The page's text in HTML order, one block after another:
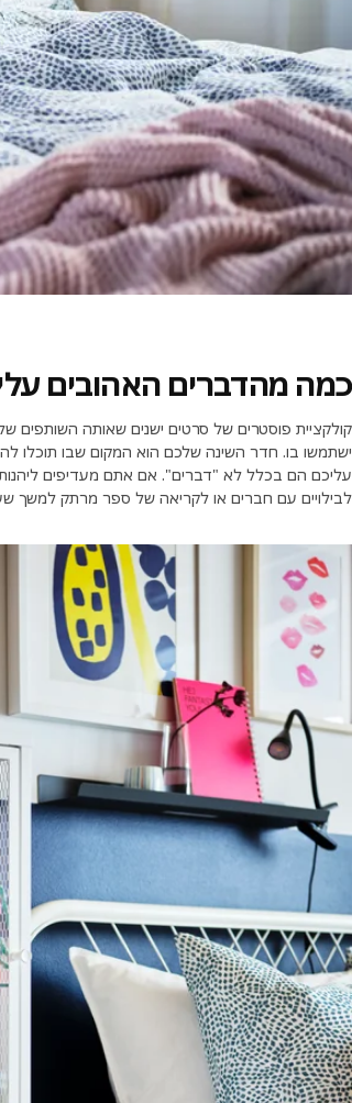
כמה מהדברים האהובים
קולקציית פוסטרים של סרטים ישנים שאותה השותפים
ישתמשו בו. חדר השינה שלכם הוא המקום שבו תוכלו
עליכם הם בכלל לא "דברים". אם אתם מעדיפים
לבילויים עם חברים או לקריאה של ספר מרתק למשך